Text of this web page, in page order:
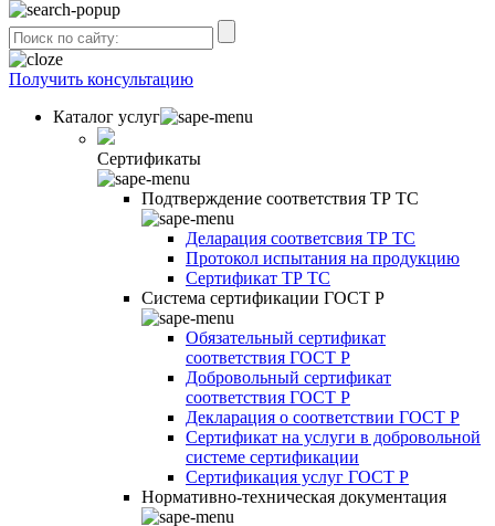
Получить консультацию
Каталог услуг
Сертификаты
Подтверждение соответствия ТР ТС
Деларация соответсвия ТР ТС
Протокол испытания на продукцию
Сертификат ТР ТС
Система сертификации ГОСТ Р
Обязательный сертификат
соответствия ГОСТ Р
Добровольный сертификат
соответствия ГОСТ Р
Декларация о соответствии ГОСТ Р
Сертификат на услуги в добровольной
системе сертификации
Сертификация услуг ГОСТ Р
Нормативно-техническая документация